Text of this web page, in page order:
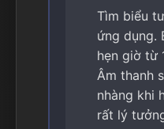
Tìm biểu
ứng dụng.
hẹn giờ từ
Âm thanh
nhàng khi
rất lý